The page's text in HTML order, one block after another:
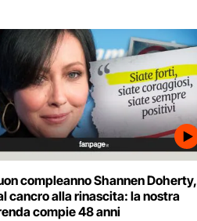
compleanno Shannen Doherty,
cancro alla rinascita: la nostra
compie 48 anni